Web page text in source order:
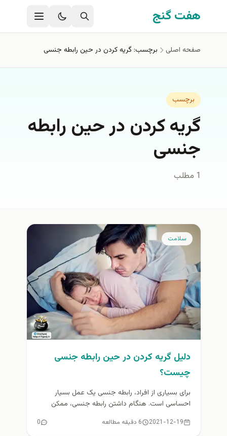
رفتن به محتوای اصلی
هفت گنج
صفحه اصلی برچسب: گریه کردن در حین رابطه جنسی
برچسب
گریه کردن در حین رابطه
جنسی
1 مطلب
سلامت
دلیل گریه کردن در حین رابطه جنسی
چیست؟
برای بسیاری از افراد، رابطه جنسی یک عمل بسیار
احساسی است. هنگام داشتن رابطه جنسی، ممکن
2021-12-19 6 دقیقه مطالعه 0